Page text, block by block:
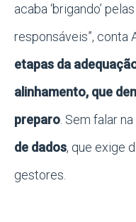
acaba ‘brigando’
responsáveis”, conta
etapas da
alinhamento, que
preparo . Sem falar
de dados, que exige
gestores.